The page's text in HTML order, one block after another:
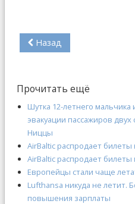
Назад
Прочитать ещё
Шутка 12-летнего мальчика
эвакуации пассажиров
Ниццы
AirBaltic распродает
AirBaltic распродает
Европейцы стали чаще
Lufthansa никуда не летит.
повышения зарплаты